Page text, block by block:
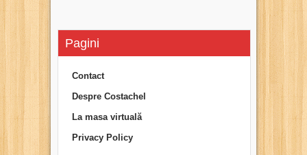
Pagini
Contact
Despre Costachel
La masa virtuală
Privacy Policy